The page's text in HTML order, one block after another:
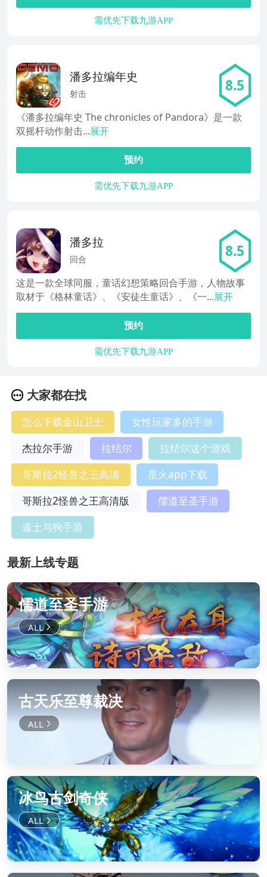
需优先下载九游APP
潘多拉编年史
射击 8.5
《潘多拉编年史 The chronicles of Pandora》是一款
双摇杆动作射击...展开
预约
需优先下载九游APP
潘多拉
回合 8.5
这是一款全球同服，童话幻想策略回合手游，人物故事
取材于《格林童话》、《安徒生童话》、《一...展开
预约
需优先下载九游APP
大家都在找
怎么下载金山卫士
女性玩家多的手游
杰拉尔手游
拉结尔
拉结尔这个游戏
哥斯拉2怪兽之王高清
星火app下载
哥斯拉2怪兽之王高清版
儒道至圣手游
道士与狗手游
最新上线专题
儒道至圣手游
古天乐至尊裁决
冰鸟古剑奇侠